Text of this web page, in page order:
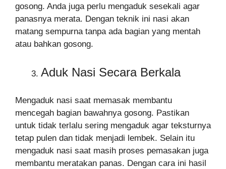
gosong. Anda juga perlu mengaduk sesekali agar
panasnya merata. Dengan teknik ini nasi akan
matang sempurna tanpa ada bagian yang mentah
atau bahkan gosong.
Aduk Nasi Secara Berkala
Mengaduk nasi saat memasak membantu
mencegah bagian bawahnya gosong. Pastikan
untuk tidak terlalu sering mengaduk agar teksturnya
tetap pulen dan tidak menjadi lembek. Selain itu
mengaduk nasi saat masih proses pemasakan juga
membantu meratakan panas. Dengan cara ini hasil